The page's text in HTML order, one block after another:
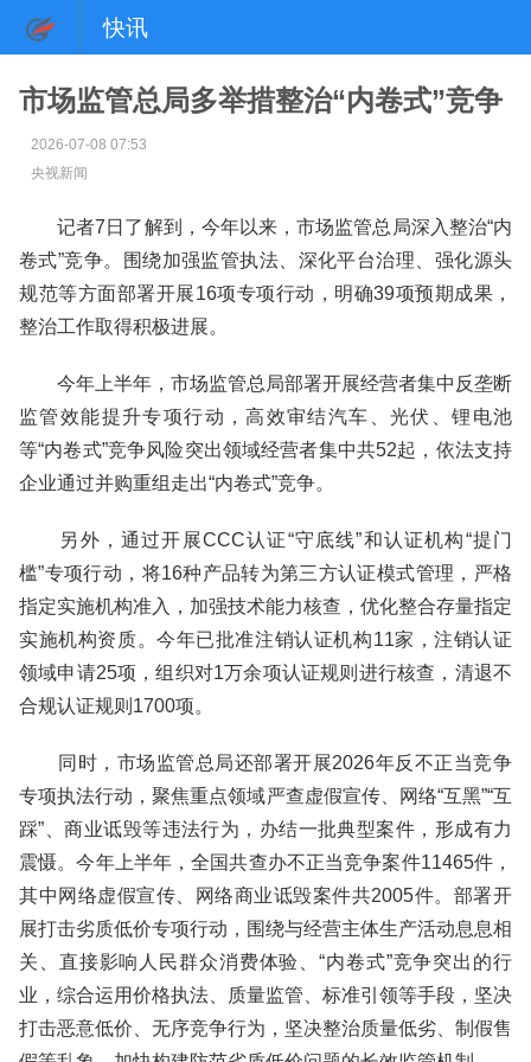
快讯
市场监管总局多举措整治“内卷式”竞争
2026-07-08 07:53
央视新闻
记者7日了解到，今年以来，市场监管总局深入整治“内
卷式”竞争。围绕加强监管执法、深化平台治理、强化源头
规范等方面部署开展16项专项行动，明确39项预期成果，
整治工作取得积极进展。
今年上半年，市场监管总局部署开展经营者集中反垄断
监管效能提升专项行动，高效审结汽车、光伏、锂电池
等“内卷式”竞争风险突出领域经营者集中共52起，依法支持
企业通过并购重组走出“内卷式”竞争。
另外，通过开展CCC认证“守底线”和认证机构“提门
槛”专项行动，将16种产品转为第三方认证模式管理，严格
指定实施机构准入，加强技术能力核查，优化整合存量指定
实施机构资质。今年已批准注销认证机构11家，注销认证
领域申请25项，组织对1万余项认证规则进行核查，清退不
合规认证规则1700项。
同时，市场监管总局还部署开展2026年反不正当竞争
专项执法行动，聚焦重点领域严查虚假宣传、网络“互黑”“互
踩”、商业诋毁等违法行为，办结一批典型案件，形成有力
震慑。今年上半年，全国共查办不正当竞争案件11465件，
其中网络虚假宣传、网络商业诋毁案件共2005件。部署开
展打击劣质低价专项行动，围绕与经营主体生产活动息息相
关、直接影响人民群众消费体验、“内卷式”竞争突出的行
业，综合运用价格执法、质量监管、标准引领等手段，坚决
打击恶意低价、无序竞争行为，坚决整治质量低劣、制假售